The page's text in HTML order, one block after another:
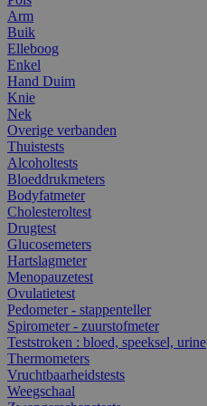
Arm
Buik
Elleboog
Enkel
Hand Duim
Knie
Nek
Overige verbanden
Thuistests
Alcoholtests
Bloeddrukmeters
Bodyfatmeter
Cholesteroltest
Drugtest
Glucosemeters
Hartslagmeter
Menopauzetest
Ovulatietest
Pedometer - stappenteller
Spirometer - zuurstofmeter
Teststroken : bloed, speeksel, urine
Thermometers
Vruchtbaarheidstests
Weegschaal